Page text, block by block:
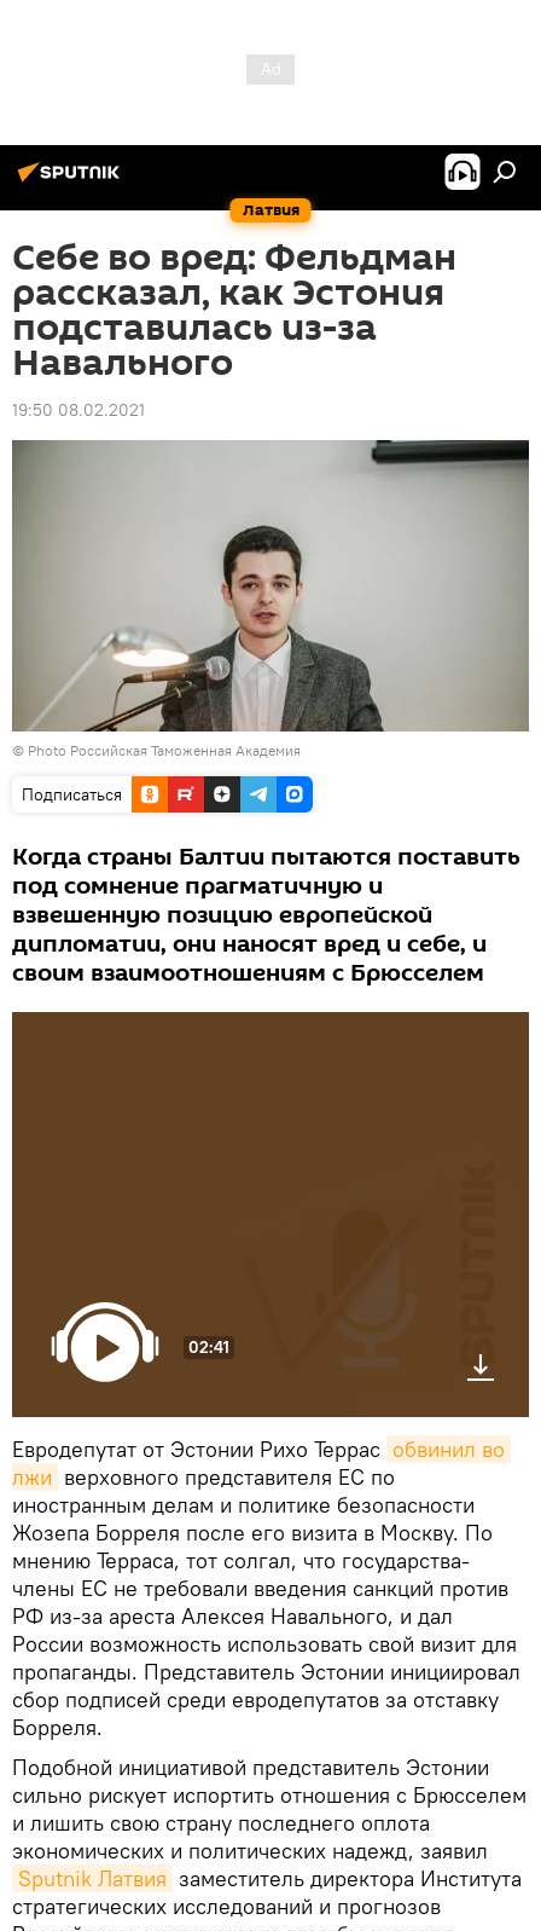
Латвия
Себе во вред: Фельдман
рассказал, как Эстония
подставилась из-за
Навального
19:50 08.02.2021
© Photo Российская Таможенная Академия
Подписаться
Когда страны Балтии пытаются поставить
под сомнение прагматичную и
взвешенную позицию европейской
дипломатии, они наносят вред и себе, и
своим взаимоотношениям с Брюсселем
02:41
Евродепутат от Эстонии Рихо Террас обвинил во
лжи верховного представителя ЕС по
иностранным делам и политике безопасности
Жозепа Борреля после его визита в Москву. По
мнению Терраса, тот солгал, что государства-
члены ЕС не требовали введения санкций против
РФ из-за ареста Алексея Навального, и дал
России возможность использовать свой визит для
пропаганды. Представитель Эстонии инициировал
сбор подписей среди евродепутатов за отставку
Борреля.
Подобной инициативой представитель Эстонии
сильно рискует испортить отношения с Брюсселем
и лишить свою страну последнего оплота
экономических и политических надежд, заявил
Sputnik Латвия заместитель директора Института
стратегических исследований и прогнозов